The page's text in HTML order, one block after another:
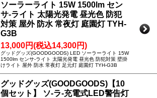
ソーラーライト 15W 1500lm セン
サ-ライト 太陽光発電 昼光色 防犯
対策 屋外 防水 常夜灯 庭園灯 TYH-
G3B
13,000円(税込14,300円)
グッドグッズ(GOODGOODS) LED ソーラーライト 15W
1500lm センサ-ライト 太陽光発電 昼光色 防犯対策 壁掛
けライト 屋外 防水 常夜灯 足元灯 庭園灯 TYH-G3B
グッドグッズ(GOODGOODS)【10
個セット】 ソ-ラ-充電式LED警告灯